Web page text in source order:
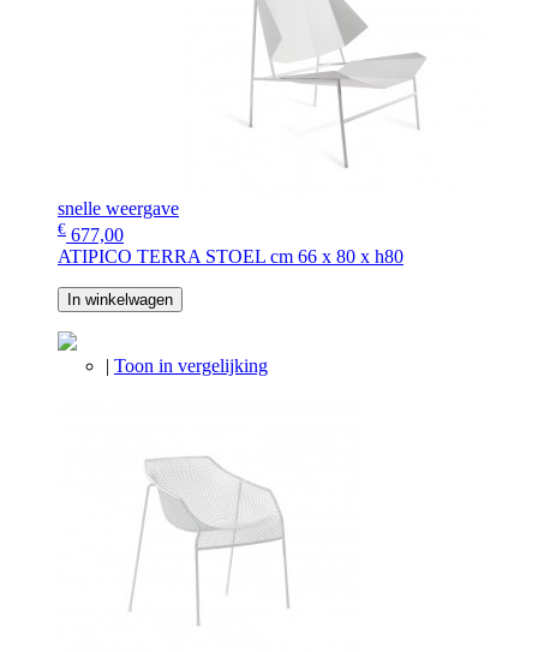
snelle weergave
€ 677,00
ATIPICO TERRA STOEL cm 66 x 80 x h80
In winkelwagen
| Toon in vergelijking